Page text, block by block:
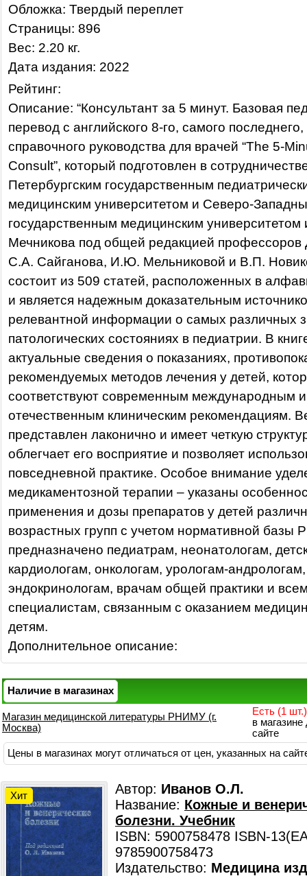
Обложка: Твердый переплет
Страницы: 896
Вес: 2.20 кг.
Дата издания: 2022
Рейтинг:
Описание: “Консультант за 5 минут. Базовая
перевод с английского 8-го, самого
справочного руководства для врачей “The 5-
Consult”, который подготовлен в
Петербургским государственным
медицинским университетом и Северо-
государственным медицинским
Мечникова под общей редакцией
С.А. Сайганова, И.Ю. Мельниковой и В.П.
состоит из 509 статей, расположенных в
и является надежным доказательным
релевантной информации о самых различных
патологических состояниях в педиатрии. В
актуальные сведения о показаниях,
рекомендуемых методов лечения у детей,
соответствуют современным международным и
отечественным клиническим рекомендациям.
представлен лаконично и имеет четкую
облегчает его восприятие и позволяет
повседневной практике. Особое внимание
медикаментозной терапии – указаны
применения и дозы препаратов у детей
возрастных групп с учетом нормативной базы
предназначено педиатрам, неонатологам,
кардиологам, онкологам, урологам-
эндокринологам, врачам общей практики и
специалистам, связанным с оказанием
детям.
Дополнительное описание:
Наличие в магазинах
Магазин медицинской литературы РНИМУ (г.
Москва)
Есть (1 шт.)
в
сайте
Цены в магазинах могут отличаться от цен, указанных на
Хит Автор: Иванов О.Л.
Название: Кожные и
болезни. Учебник
ISBN: 5900758478 ISBN-
9785900758473
Издательство: Медицина